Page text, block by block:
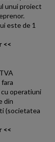
intre
unui proiect
este de 1
<<
operatiuni
din
(societatea
<<